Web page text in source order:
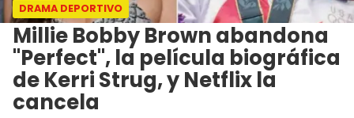
DRAMA DEPORTIVO
Millie Bobby Brown abandona
"Perfect", la película biográfica
de Kerri Strug, y Netflix la
cancela